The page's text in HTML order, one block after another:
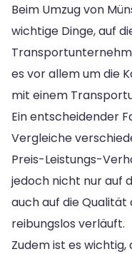
Beim Umzug von
wichtige Dinge, auf
es vor allem um die
mit einem
Ein entscheidender
Vergleiche
Preis-Leistungs-
jedoch nicht nur auf
auch auf die Qualität
reibungslos verläuft.
Zudem ist es wichtig,